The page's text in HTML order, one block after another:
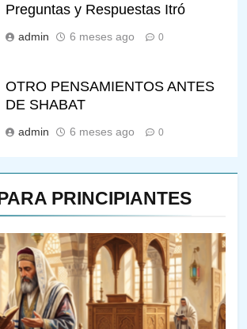
PRINCIPIANTES
¿QUIÉN ES SABIO? EL QUE
VE LO QUE VA A NACER
Preguntas y Respuestas Itró
admin 6 meses ago 0
OTRO PENSAMIENTOS ANTES
DE SHABAT
admin 6 meses ago 0